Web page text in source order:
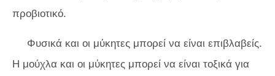
προβιοτικό.
Φυσικά και οι μύκητες μπορεί να είναι επιβλαβείς.
Η μούχλα και οι μύκητες μπορεί να είναι τοξικά για